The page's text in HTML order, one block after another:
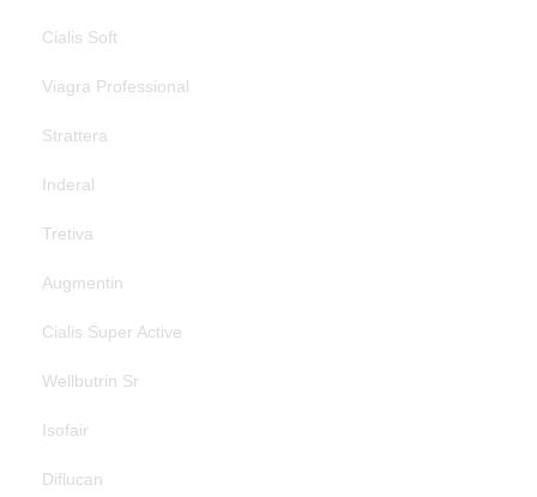
Cialis Soft
Viagra Professional
Strattera
Inderal
Tretiva
Augmentin
Cialis Super Active
Wellbutrin Sr
Isofair
Diflucan